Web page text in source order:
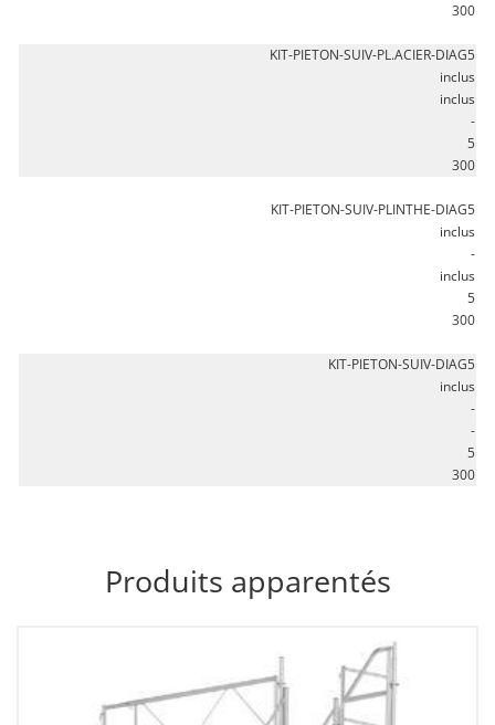
300
KIT-PIETON-SUIV-PL.ACIER-DIAG5
inclus
inclus
-
5
300
KIT-PIETON-SUIV-PLINTHE-DIAG5
inclus
-
inclus
5
300
KIT-PIETON-SUIV-DIAG5
inclus
-
-
5
300
Produits apparentés